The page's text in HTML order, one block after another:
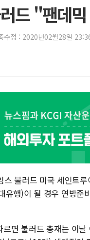
드 "팬데
수정 : 2020년02월28일
불러드 미국 세인트
유행)이 될 경우 연방
면 불러드 총재는 이